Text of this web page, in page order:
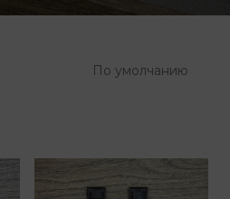
По умолчанию